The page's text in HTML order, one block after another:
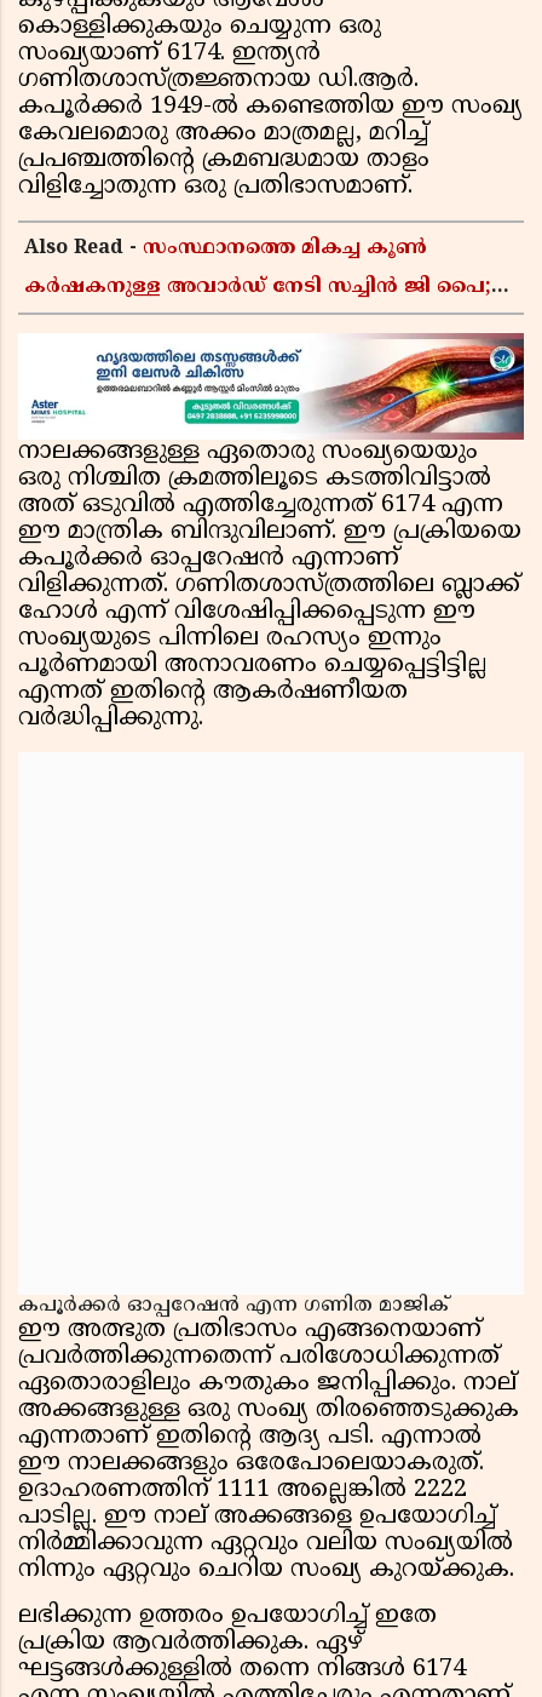
കൊള്ളിക്കുകയും ചെയ്യുന്ന ഒരു
സംഖ്യയാണ് 6174. ഇന്ത്യൻ
ഗണിതശാസ്ത്രജ്ഞനായ ഡി.ആർ.
കപൂർക്കർ 1949-ൽ കണ്ടെത്തിയ ഈ സംഖ്യ
കേവലമൊരു അക്കം മാത്രമല്ല, മറിച്ച്
പ്രപഞ്ചത്തിന്റെ ക്രമബദ്ധമായ താളം
വിളിച്ചോതുന്ന ഒരു പ്രതിഭാസമാണ്.
Also Read - സംസ്ഥാനത്തെ മികച്ച കൂൺ
കർഷകനുള്ള അവാർഡ് നേടി സച്ചിൻ ജി പൈ;
രൂപയുടെ വരുമാനം
നാലക്കങ്ങളുള്ള ഏതൊരു സംഖ്യയെയും
ഒരു നിശ്ചിത ക്രമത്തിലൂടെ കടത്തിവിട്ടാൽ
അത് ഒടുവിൽ എത്തിച്ചേരുന്നത് 6174 എന്ന
ഈ മാന്ത്രിക ബിന്ദുവിലാണ്. ഈ പ്രക്രിയയെ
കപൂർക്കർ ഓപ്പറേഷൻ എന്നാണ്
വിളിക്കുന്നത്. ഗണിതശാസ്ത്രത്തിലെ ബ്ലാക്ക്
ഹോൾ എന്ന് വിശേഷിപ്പിക്കപ്പെടുന്ന ഈ
സംഖ്യയുടെ പിന്നിലെ രഹസ്യം ഇന്നും
പൂർണമായി അനാവരണം ചെയ്യപ്പെട്ടിട്ടില്ല
എന്നത് ഇതിന്റെ ആകർഷണീയത
വർദ്ധിപ്പിക്കുന്നു.
കപൂർക്കർ ഓപ്പറേഷൻ എന്ന ഗണിത മാജിക്
ഈ അത്ഭുത പ്രതിഭാസം എങ്ങനെയാണ്
പ്രവർത്തിക്കുന്നതെന്ന് പരിശോധിക്കുന്നത്
ഏതൊരാളിലും കൗതുകം ജനിപ്പിക്കും. നാല്
അക്കങ്ങളുള്ള ഒരു സംഖ്യ തിരഞ്ഞെടുക്കുക
എന്നതാണ് ഇതിന്റെ ആദ്യ പടി. എന്നാൽ
ഈ നാലക്കങ്ങളും ഒരേപോലെയാകരുത്.
ഉദാഹരണത്തിന് 1111 അല്ലെങ്കിൽ 2222
പാടില്ല. ഈ നാല് അക്കങ്ങളെ ഉപയോഗിച്ച്
നിർമ്മിക്കാവുന്ന ഏറ്റവും വലിയ സംഖ്യയിൽ
നിന്നും ഏറ്റവും ചെറിയ സംഖ്യ കുറയ്ക്കുക.
ലഭിക്കുന്ന ഉത്തരം ഉപയോഗിച്ച് ഇതേ
പ്രക്രിയ ആവർത്തിക്കുക. ഏഴ്
ഘട്ടങ്ങൾക്കുള്ളിൽ തന്നെ നിങ്ങൾ 6174